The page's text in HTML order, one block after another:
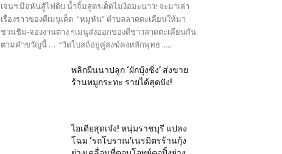
เจนฯ มือหันสู้ไฟดิบ น้ำจิ้มสูตรเด็ดไม่ง้อมะนาว! จะมาเล่า
เรื่องราวของดีเมนูเด็ด “หมูหัน” ตำบลลาดตะเคียนให้มา
ชวนชิม-จองงานต่าง ๆเมนูส่งออกของดีชาวลาดตะเคียนกัน
ตามคำขวัญนี้ … “วัดโบสถ์อยู่คู่สงฆ์คงหลักพุทธ .....
พลิกผืนนาปลูก ‘ผักบุ้งซิ่ง’ ส่งขาย
ร้านหมูกระทะ รายได้สุดปัง!
ไอเดียสุดเจ๋ง! หนุ่มราชบุรี แปลง
โฉม ‘รถโบราณ’เนรมิตรร้านกุ้ง